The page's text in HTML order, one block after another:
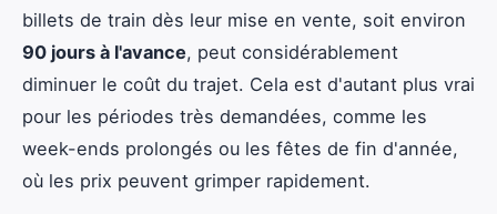
billets de train dès leur mise en vente, soit environ
90 jours à l'avance, peut considérablement
diminuer le coût du trajet. Cela est d'autant plus vrai
pour les périodes très demandées, comme les
week-ends prolongés ou les fêtes de fin d'année,
où les prix peuvent grimper rapidement.